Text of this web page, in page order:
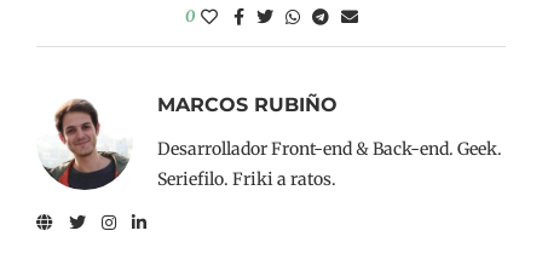
0
MARCOS RUBIÑO
Desarrollador Front-end & Back-end. Geek.
Seriefilo. Friki a ratos.